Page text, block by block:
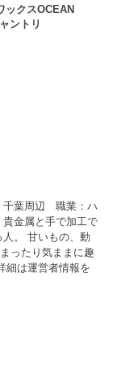
ックスOCEAN
ントリ
千葉周辺 職業：ハ
金属と手で加工で
。 甘いもの、動
ったり気ままに趣
細は運営者情報を